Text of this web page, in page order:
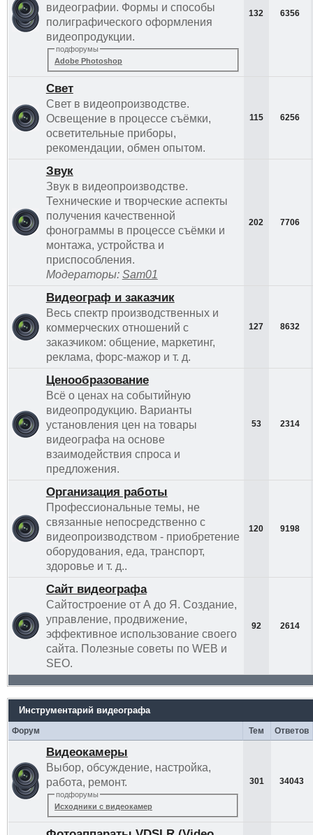
видеографии. Формы и способы
полиграфического оформления
видеопродукции.
подфорумы
Adobe Photoshop
132 6356
Свет
Свет в видеопроизводстве.
Освещение в процессе съёмки,
осветительные приборы,
рекомендации, обмен опытом.
115 6256
Звук
Звук в видеопроизводстве.
Технические и творческие аспекты
получения качественной
фонограммы в процессе съёмки и
монтажа, устройства и
приспособления.
Модераторы: Sam01
202 7706
Видеограф и заказчик
Весь спектр производственных и
коммерческих отношений с
заказчиком: общение, маркетинг,
реклама, форс-мажор и т. д.
127 8632
Ценообразование
Всё о ценах на событийную
видеопродукцию. Варианты
установления цен на товары
видеографа на основе
взаимодействия спроса и
предложения.
53 2314
Организация работы
Профессиональные темы, не
связанные непосредственно с
видеопроизводством - приобретение
оборудования, еда, транспорт,
здоровье и т. д..
120 9198
Сайт видеографа
Сайтостроение от А до Я. Создание,
управление, продвижение,
эффективное использование своего
сайта. Полезные советы по WEB и
SEO.
92 2614
Инструментарий видеографа
Форум Тем Ответов
Видеокамеры
Выбор, обсуждение, настройка,
работа, ремонт.
подфорумы
Исходники с видеокамер
301 34043